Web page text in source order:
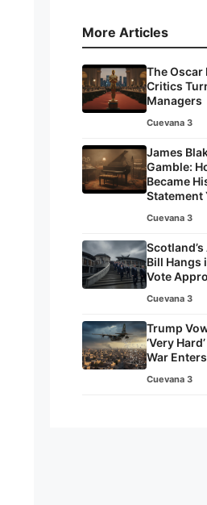
More Articles
The Oscar
Critics
Managers
Cuevana 3
James
Gamble:
Became
Statement
Cuevana 3
Bill Hangs
Vote
Cuevana 3
Trump
‘Very
War
Cuevana 3